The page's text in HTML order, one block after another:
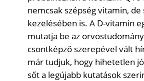
nemcsak szépség vitamin,
kezelésében is. A D-vitamin
mutatja be az
csontképző szerepével vált
már tudjuk, hogy hihetetlen
sőt a legújabb kutatások